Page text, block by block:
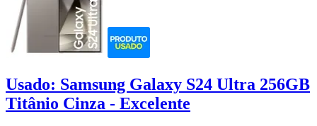
Usado: Samsung Galaxy S24 Ultra 256GB
Titânio Cinza - Excelente